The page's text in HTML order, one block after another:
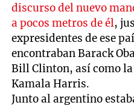
discurso del nuevo
a pocos metros de él,
expresidentes de ese
encontraban Barack
Bill Clinton, así como
Kamala Harris.
Junto al argentino